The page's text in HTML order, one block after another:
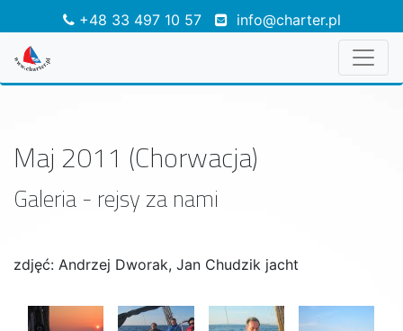
+48 33 497 10 57 info@charter.pl
Maj 2011 (Chorwacja)
Galeria - rejsy za nami
zdjęć: Andrzej Dworak, Jan Chudzik jacht